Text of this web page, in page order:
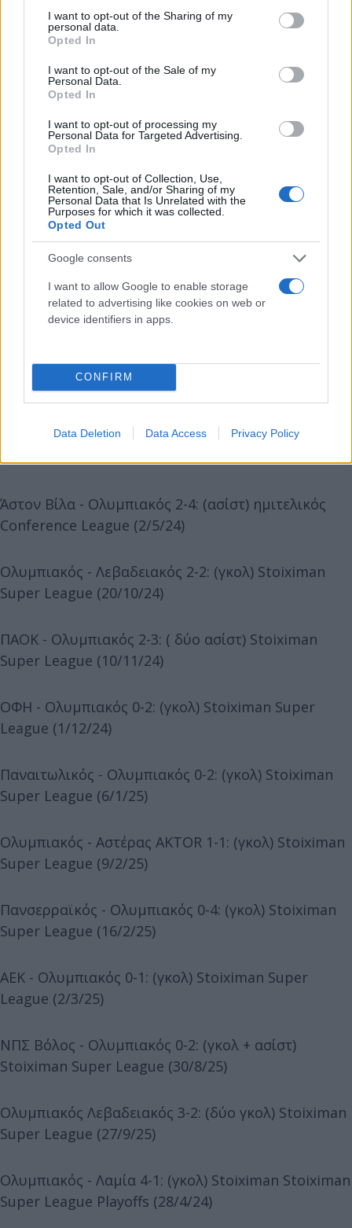
not limited to your visit or usage behaviour. You may click to
grant or deny consent to Google and its third-party tags to
use your data for below specified purposes in below Google
consent section.
I want to opt-out of the Sharing of my
personal data.
Opted In
I want to opt-out of the Sale of my
Personal Data.
Opted In
I want to opt-out of processing my
Personal Data for Targeted Advertising.
Opted In
I want to opt-out of Collection, Use,
Retention, Sale, and/or Sharing of my
Personal Data that Is Unrelated with the
Purposes for which it was collected.
Opted Out
Google consents
I want to allow Google to enable storage
related to advertising like cookies on web or
device identifiers in apps.
CONFIRM
Data Deletion Data Access Privacy Policy
Άστον Βίλα - Ολυμπιακός 2-4: (ασίστ) ημιτελικός
Conference League (2/5/24)
Ολυμπιακός - Λεβαδειακός 2-2: (γκολ) Stoiximan
Super League (20/10/24)
ΠΑΟΚ - Ολυμπιακός 2-3: ( δύο ασίστ) Stoiximan
Super League (10/11/24)
ΟΦΗ - Ολυμπιακός 0-2: (γκολ) Stoiximan Super
League (1/12/24)
Παναιτωλικός - Ολυμπιακός 0-2: (γκολ) Stoiximan
Super League (6/1/25)
Ολυμπιακός - Αστέρας AKTOR 1-1: (γκολ) Stoiximan
Super League (9/2/25)
Πανσερραϊκός - Ολυμπιακός 0-4: (γκολ) Stoiximan
Super League (16/2/25)
ΑΕΚ - Ολυμπιακός 0-1: (γκολ) Stoiximan Super
League (2/3/25)
ΝΠΣ Βόλος - Ολυμπιακός 0-2: (γκολ + ασίστ)
Stoiximan Super League (30/8/25)
Ολυμπιακός Λεβαδειακός 3-2: (δύο γκολ) Stoiximan
Super League (27/9/25)
Ολυμπιακός - Λαμία 4-1: (γκολ) Stoiximan Stoiximan
Super League Playoffs (28/4/24)